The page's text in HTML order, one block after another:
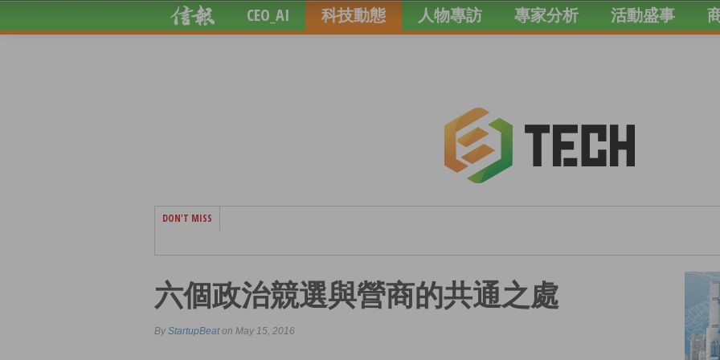
CEO_AI 科技動態 人物專訪 專家分析 活動盛事
DON'T MISS
六個政治競選與營商的共通之處
By StartupBeaton May 15, 2016